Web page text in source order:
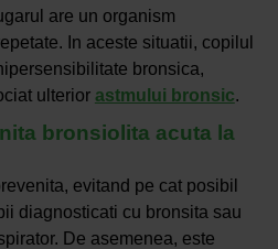
are un organism
In aceste situatii, copilul
bronsica,
ulterior astmului bronsic.
bronsiolita acuta la
evitand pe cat posibil
diagnosticati cu bronsita sau
De asemenea, este